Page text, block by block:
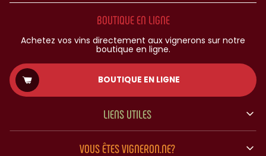
BOUTIQUE EN LIGNE
Achetez vos vins directement aux vignerons sur notre
boutique en ligne.
BOUTIQUE EN LIGNE
LIENS UTILES
VOUS ÊTES VIGNERON.NE?